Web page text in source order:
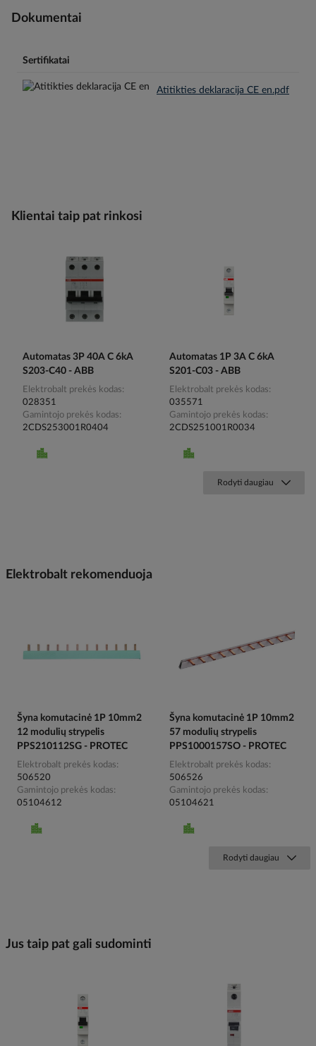
Dokumentai
Sertifikatai
Atitikties deklaracija CE en.pdf
Klientai taip pat rinkosi
Automatas 3P 40A C 6kA
S203-C40 - ABB
Elektrobalt prekės kodas
028351
Gamintojo prekės kodas
2CDS253001R0404
Automatas 1P 3A C 6kA
S201-C03 - ABB
Elektrobalt prekės kodas
035571
Gamintojo prekės kodas
2CDS251001R0034
Rodyti daugiau
Elektrobalt rekomenduoja
Šyna komutacinė 1P 10mm2
12 modulių strypelis
PPS210112SG - PROTEC
Elektrobalt prekės kodas
506520
Gamintojo prekės kodas
05104612
Šyna komutacinė 1P 10mm2
57 modulių strypelis
PPS1000157SO - PROTEC
Elektrobalt prekės kodas
506526
Gamintojo prekės kodas
05104621
Rodyti daugiau
Jus taip pat gali sudominti